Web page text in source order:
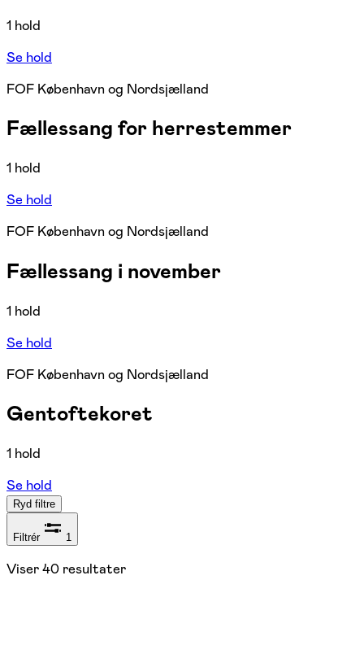
1 hold
Se hold
FOF København og Nordsjælland
Fællessang for herrestemmer
1 hold
Se hold
FOF København og Nordsjælland
Fællessang i november
1 hold
Se hold
FOF København og Nordsjælland
Gentoftekoret
1 hold
Se hold
Ryd filtre
Filtrér 1
Viser40 resultater